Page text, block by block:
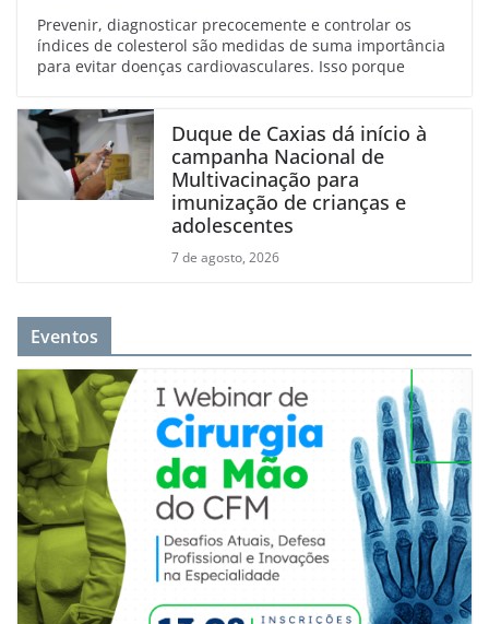
Prevenir, diagnosticar precocemente e controlar os
índices de colesterol são medidas de suma importância
para evitar doenças cardiovasculares. Isso porque
Duque de Caxias dá início à
campanha Nacional de
Multivacinação para
imunização de crianças e
adolescentes
7 de agosto, 2026
Eventos